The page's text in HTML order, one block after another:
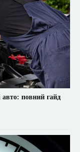
авто: повний гайд